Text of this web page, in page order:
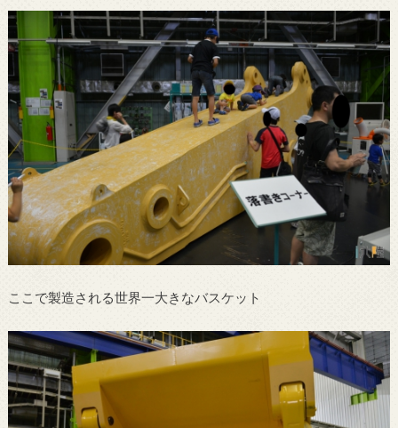
ここで製造される世界一大きなバスケット